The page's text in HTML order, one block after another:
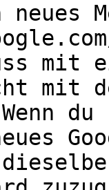
mit
mit